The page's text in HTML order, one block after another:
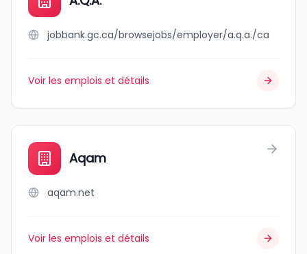
jobbank.gc.ca/browsejobs/employer/a.q.a./ca
Voir les emplois et détails
Aqam
aqam.net
Voir les emplois et détails